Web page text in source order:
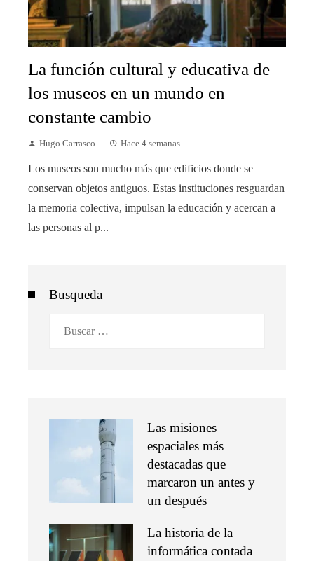
La función cultural y educativa de
los museos en un mundo en
constante cambio
Hugo Carrasco Hace 4 semanas
Los museos son mucho más que edificios donde se
conservan objetos antiguos. Estas instituciones resguardan
la memoria colectiva, impulsan la educación y acercan a
las personas al p...
Busqueda
Las misiones
espaciales más
destacadas que
marcaron un antes y
un después
La historia de la
informática contada